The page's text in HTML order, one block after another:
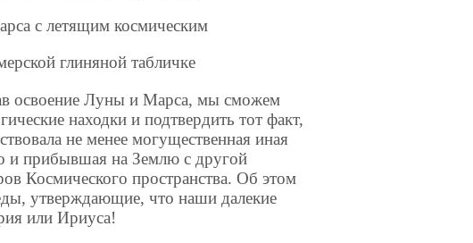
с летящим космическим
табличке
освоение Луны и Марса, мы сможем
находки и подтвердить тот факт,
не менее могущественная иная
и прибывшая на Землю с другой
Космического пространства. Об этом
утверждающие, что наши далекие
или Ириуса!